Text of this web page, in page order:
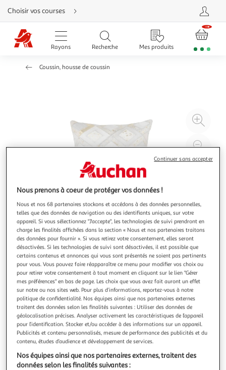
Aller
directement
au
contenu
Aller
directement
Aller
Choisir vos courses
Rayons Recherche Mes produits
Coussin, housse de coussin
à
Illustration
précédente
Illustration
suivante
PARIS PRIX
Coussin déco en cuir spark i 45x45cm ivoire & or
Informations Techniques : Dimensions : L. 45 x l. 45 cm
Matières : Revêtement : 100% Cuir Rembourrage : 100%
Polyester Spécificités : Tendance & Moderne Coussin déco
Forme Carrée Fait à la Main Effet Métallique Facile
d'Entretien & d'Utilisation Poids : 1,08 kg Couleur : Ivoire &
Chrome
En savoir +
Vous voulez connaître le prix de ce produit ?
Afficher le prix
Nous prenons à coeur de protéger vos données !
Nous et nos 68 partenaires stockons et accédons à des données personnelles,
telles que des données de navigation ou des identifiants uniques, sur votre
appareil. Si vous sélectionnez "J'accepte", les technologies de suivi prendront en
charge les finalités affichées dans la section « Nous et nos partenaires traitons
des données pour fournir ». Si vous retirez votre consentement, elles seront
désactivées. Si les technologies de suivi sont désactivées, il est possible que
certains contenus et annonces qui vous sont présentés ne soient pas pertinents
pour vous. Vous pouvez faire réapparaître ce menu pour modifier vos choix ou
pour retirer votre consentement à tout moment en cliquant sur le lien "Gérer
mes préférences" en bas de page. Les choix que vous avez fait auront un effet
sur notre ou nos sites web. Pour plus d’informations, reportez-vous à notre
politique de confidentialité. Nos équipes ainsi que nos partenaires externes
traitent des données selon les finalités suivantes : Utiliser des données de
géolocalisation précises. Analyser activement les caractéristiques de l’appareil
pour l’identification. Stocker et/ou accéder à des informations sur un appareil.
Publicités et contenu personnalisés, mesure de performance des publicités et du
contenu, études d’audience et développement de services.
Nos équipes ainsi que nos partenaires externes, traitent des
données selon les finalités suivantes :
Continuer sans accepter